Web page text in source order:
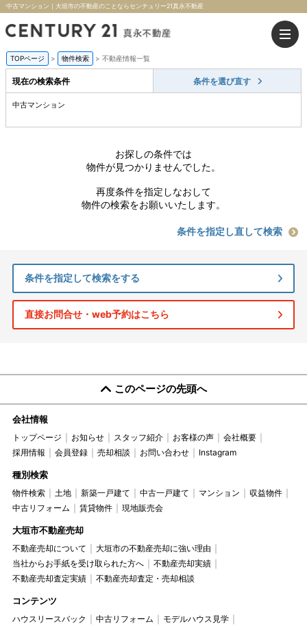
中古マンション｜大垣市の不動産のことならセンチュリー21真永不動産
TOPページ > 物件検索 > 不動産情報一覧
現在の検索条件 条件を選び直す
中古マンション
お探しの条件では
物件が見つかりませんでした。
再度条件を指定しなおして
物件の検索をお願いいたします。
条件を指定し直して検索
条件を指定して検索をする
直接お問合せ・web予約はこちら
このページの先頭へ
会社情報
トップページ お知らせ スタッフ紹介 お客様の声
会社概要
採用情報
会員登録 売却相談 お問い合わせ Instagram
種別検索
物件検索 土地 新築一戸建て 中古一戸建て マンション
収益物件
中古リフォーム
賃貸物件 現地販売会
大垣市不動産売却
不動産売却について
大垣市の不動産売却に強い理由
当社からお手紙を受け取られた方へ
不動産売却実績
不動産売却査定実績
不動産売却査定・売却相談
コンテンツ
ハウスリースバック 中古リフォーム
モデルハウス見学